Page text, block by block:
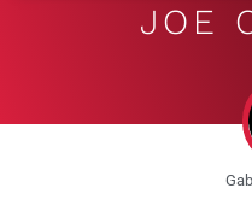
JOE